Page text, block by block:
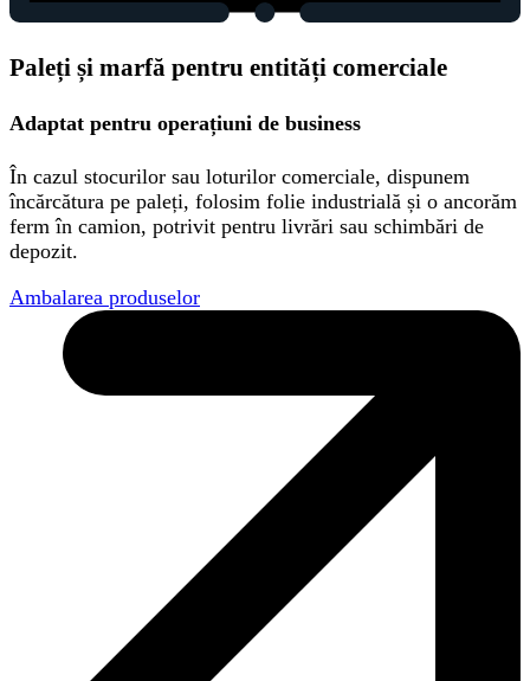
Paleți și marfă pentru entități comerciale
Adaptat pentru operațiuni de business
În cazul stocurilor sau loturilor comerciale, dispunem
încărcătura pe paleți, folosim folie industrială și o ancorăm
ferm în camion, potrivit pentru livrări sau schimbări de
depozit.
Ambalarea produselor